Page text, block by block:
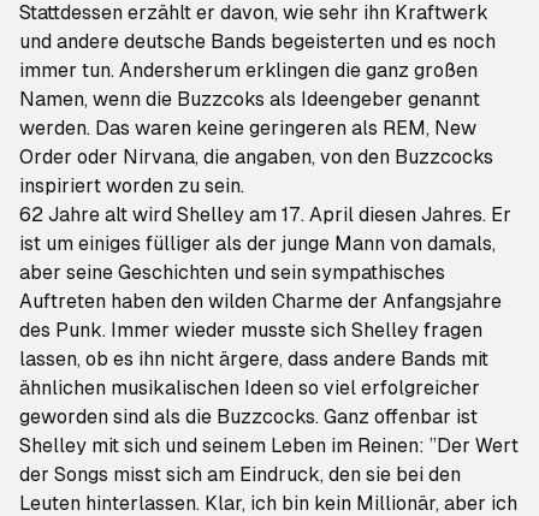
Stattdessen erzählt er davon, wie sehr ihn Kraftwerk
und andere deutsche Bands begeisterten und es noch
immer tun. Andersherum erklingen die ganz großen
Namen, wenn die Buzzcoks als Ideengeber genannt
werden. Das waren keine geringeren als REM, New
Order oder Nirvana, die angaben, von den Buzzcocks
inspiriert worden zu sein.
62 Jahre alt wird Shelley am 17. April diesen Jahres. Er
ist um einiges fülliger als der junge Mann von damals,
aber seine Geschichten und sein sympathisches
Auftreten haben den wilden Charme der Anfangsjahre
des Punk. Immer wieder musste sich Shelley fragen
lassen, ob es ihn nicht ärgere, dass andere Bands mit
ähnlichen musikalischen Ideen so viel erfolgreicher
geworden sind als die Buzzcocks. Ganz offenbar ist
Shelley mit sich und seinem Leben im Reinen: ”Der Wert
der Songs misst sich am Eindruck, den sie bei den
Leuten hinterlassen. Klar, ich bin kein Millionär, aber ich